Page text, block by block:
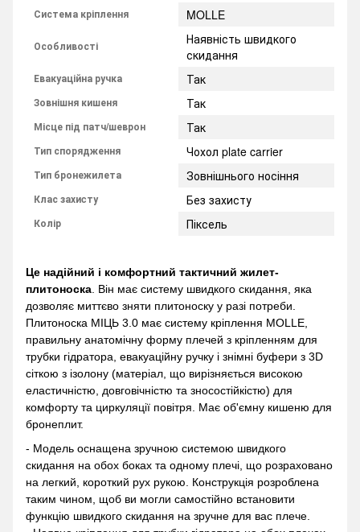
Система кріплення MOLLE
Особливості
Наявність швидкого
скидання
Евакуаційна ручка Так
Зовнішня кишеня Так
Місце під патч/шеврон Так
Тип спорядження Чохол plate carrier
Тип бронежилета Зовнішнього носіння
Клас захиcту Без захисту
Колір Піксель
Це надійний і комфортний тактичний жилет-
плитоноска . Він має систему швидкого скидання, яка
дозволяє миттєво зняти плитоноску у разі потреби.
Плитоноска МІЦЬ 3.0 має систему кріплення MOLLE,
правильну анатомічну форму плечей з кріпленням для
трубки гідратора, евакуаційну ручку і знімні буфери з 3D
сіткою з ізолону (матеріал, що вирізняється високою
еластичністю, довговічністю та зносостійкістю) для
комфорту та циркуляції повітря. Має об'ємну кишеню для
бронеплит.
- Модель оснащена зручною системою швидкого
скидання на обох боках та одному плечі, що розраховано
на легкий, короткий рух рукою. Конструкція розроблена
таким чином, щоб ви могли самостійно встановити
функцію швидкого скидання на зручне для вас плече.